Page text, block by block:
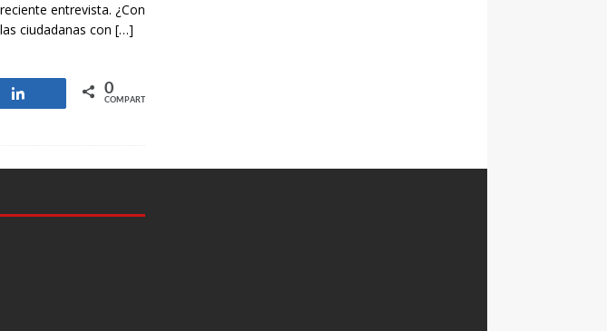
entrevista. ¿Con
ciudadanas con […]
Compartir 0
COMPARTIR